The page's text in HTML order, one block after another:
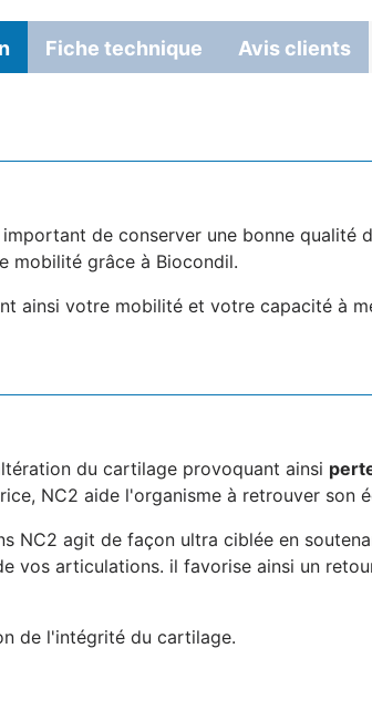
Fiche technique Avis clients
de conserver une bonne qualité
mobilité grâce à Biocondil.
ainsi votre mobilité et votre capacité à
du cartilage provoquant ainsi
NC2 aide l'organisme à retrouver son
NC2 agit de façon ultra ciblée en
vos articulations. il favorise ainsi un
de l'intégrité du cartilage.